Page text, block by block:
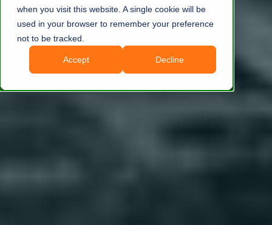
when you visit this website. A single cookie will be
used in your browser to remember your preference
not to be tracked.
Accept Decline